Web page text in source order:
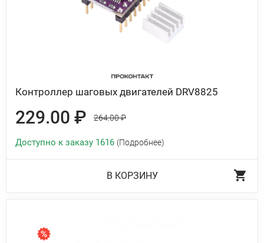
Контроллер шаговых двигателей DRV8825
229.00 ₽ 264.00 ₽
Доступно к заказу 1616 (Подробнее)
В КОРЗИНУ